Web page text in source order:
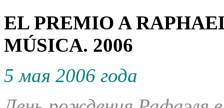
EL PREMIO A
MÚSICA. 2006
5 мая 2006 года